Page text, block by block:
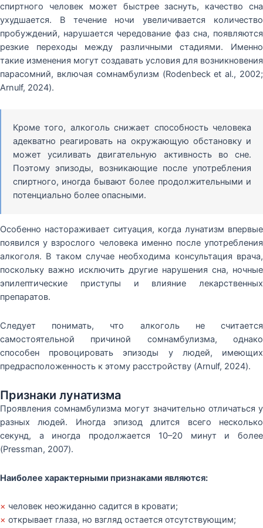
спиртного человек может быстрее заснуть, качество сна
ухудшается. В течение ночи увеличивается количество
пробуждений, нарушается чередование фаз сна, появляются
резкие переходы между различными стадиями. Именно
такие изменения могут создавать условия для возникновения
парасомний, включая сомнамбулизм (Rodenbeck et al., 2002;
Arnulf, 2024).
Кроме того, алкоголь снижает способность человека
адекватно реагировать на окружающую обстановку и
может усиливать двигательную активность во сне.
Поэтому эпизоды, возникающие после употребления
спиртного, иногда бывают более продолжительными и
потенциально более опасными.
Особенно настораживает ситуация, когда лунатизм впервые
появился у взрослого человека именно после употребления
алкоголя. В таком случае необходима консультация врача,
поскольку важно исключить другие нарушения сна, ночные
эпилептические приступы и влияние лекарственных
препаратов.
Следует понимать, что алкоголь не считается
самостоятельной причиной сомнамбулизма, однако
способен провоцировать эпизоды у людей, имеющих
предрасположенность к этому расстройству (Arnulf, 2024).
Признаки лунатизма
Проявления сомнамбулизма могут значительно отличаться у
разных людей. Иногда эпизод длится всего несколько
секунд, а иногда продолжается 10–20 минут и более
(Pressman, 2007).
Наиболее характерными признаками являются:
× человек неожиданно садится в кровати;
× открывает глаза, но взгляд остается отсутствующим;